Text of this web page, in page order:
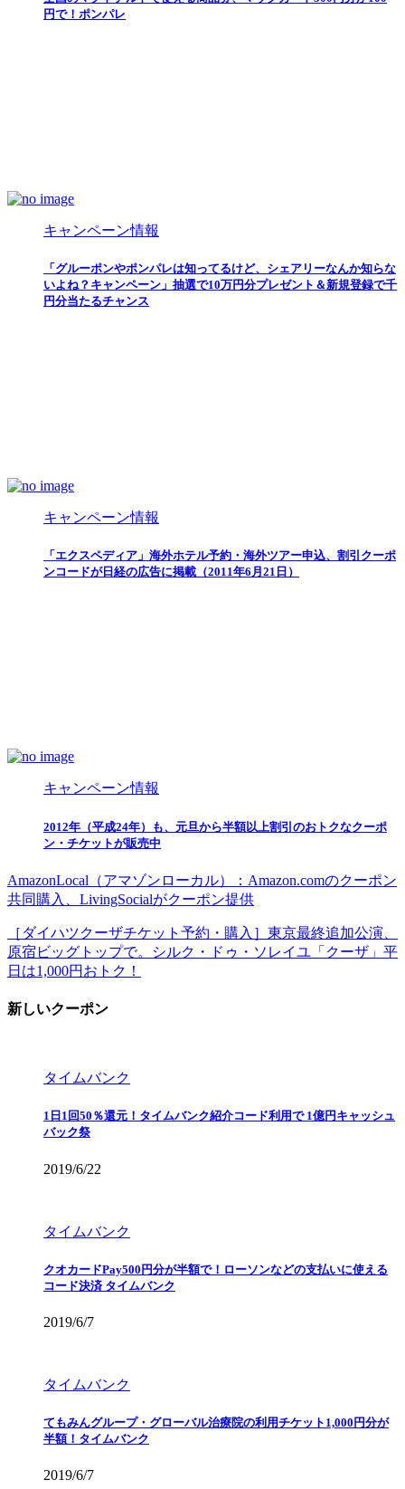
円で！ポンパレ
キャンペーン情報
「グルーポンやポンパレは知ってるけど、シェアリーなんか知らな
いよね？キャンペーン」抽選で10万円分プレゼント＆新規登録で千
円分当たるチャンス
キャンペーン情報
「エクスペディア」海外ホテル予約・海外ツアー申込、割引クーポ
ンコードが日経の広告に掲載（2011年6月21日）
キャンペーン情報
2012年（平成24年）も、元旦から半額以上割引のおトクなクーポ
ン・チケットが販売中
AmazonLocal（アマゾンローカル）：Amazon.comのクーポン
共同購入、LivingSocialがクーポン提供
［ダイハツクーザチケット予約・購入］東京最終追加公演、
原宿ビッグトップで。シルク・ドゥ・ソレイユ「クーザ」平
日は1,000円おトク！
新しいクーポン
タイムバンク
1日1回50％還元！タイムバンク紹介コード利用で 1億円キャッシュ
バック祭
2019/6/22
タイムバンク
クオカードPay500円分が半額で！ローソンなどの支払いに使える
コード決済 タイムバンク
2019/6/7
タイムバンク
てもみんグループ・グローバル治療院の利用チケット1,000円分が
半額！タイムバンク
2019/6/7